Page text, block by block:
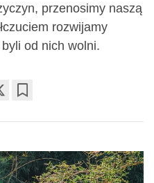
przenosimy naszą
rozwijamy
od nich wolni.